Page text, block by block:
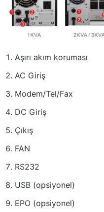
Aşırı akım koruması
AC Giriş
Modem/Tel/Fax
DC Giriş
Çıkış
FAN
RS232
USB (opsiyonel)
EPO (opsiyonel)